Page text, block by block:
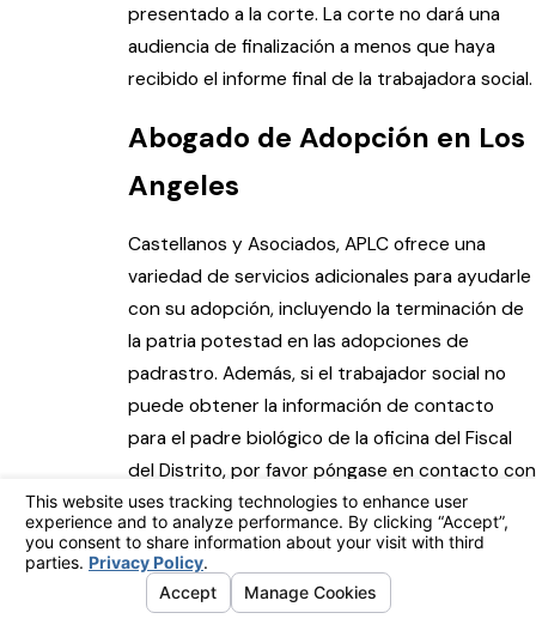
presentado a la corte. La corte no dará una
audiencia de finalización a menos que haya
recibido el informe final de la trabajadora social.
Abogado de Adopción en Los
Angeles
Castellanos y Asociados, APLC ofrece una
variedad de servicios adicionales para ayudarle
con su adopción, incluyendo la terminación de
la patria potestad en las adopciones de
padrastro. Además, si el trabajador social no
puede obtener la información de contacto
para el padre biológico de la oficina del Fiscal
del Distrito, por favor póngase en contacto con
nosotros para que podamos hablar con usted
sobre la presentación de una moción legal ante
la corte para obtener la liberación de esa
información para completar su adopción